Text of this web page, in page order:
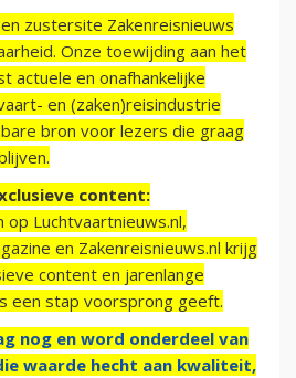
zustersite Zakenreisnieuws
Onze toewijding aan het
actuele en onafhankelijke
en (zaken)reisindustrie
bron voor lezers die graag
content:
Luchtvaartnieuws.nl,
en Zakenreisnieuws.nl krijg
content en jarenlange
een stap voorsprong geeft.
nog en word onderdeel van
waarde hecht aan kwaliteit,